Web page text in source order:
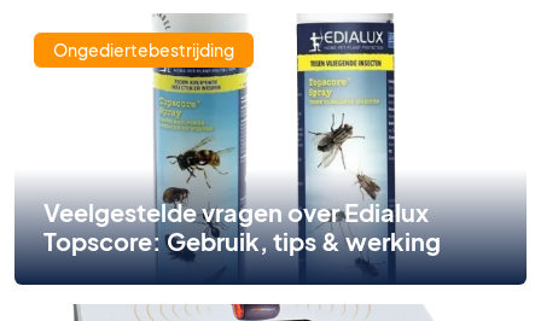
Ongediertebestrijding
Veelgestelde vragen over Edialux
Topscore: Gebruik, tips & werking